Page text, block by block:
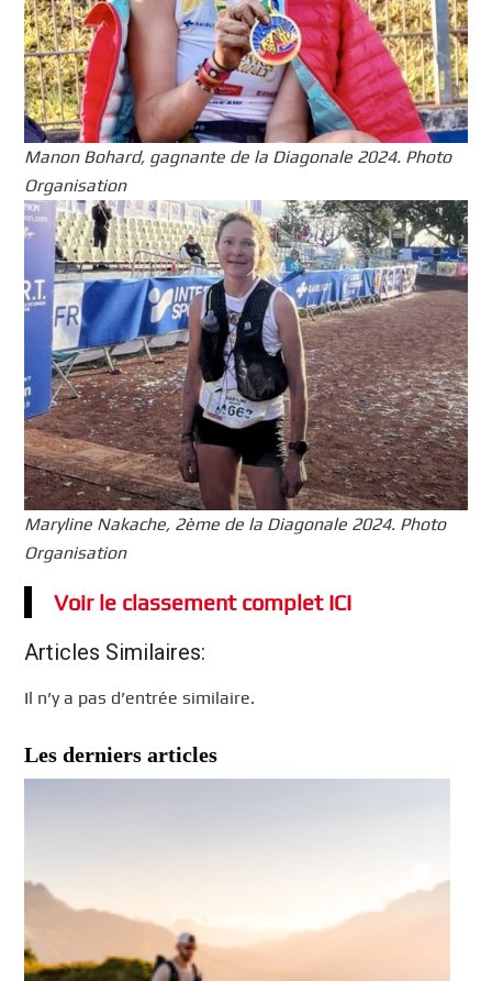
Manon Bohard, gagnante de la Diagonale 2024. Photo
Organisation
Maryline Nakache, 2ème de la Diagonale 2024. Photo
Organisation
Voir le classement complet ICI
Articles Similaires:
Il n’y a pas d’entrée similaire.
Les derniers articles